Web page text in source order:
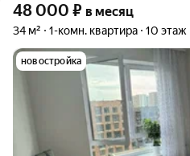
48 000 ₽ в месяц
34 м² 1-комн. квартира 10 этаж
новостройка